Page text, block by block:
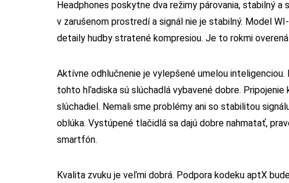
Headphones poskytne dva režimy párovania, stabilný
v zarušenom prostredí a signál nie je stabilný. Model
detaily hudby stratené kompresiou. Je to rokmi
Aktívne odhlučnenie je vylepšené umelou
tohto hľadiska sú slúchadlá vybavené dobre.
slúchadiel. Nemali sme problémy ani so stabilitou
oblúka. Vystúpené tlačidlá sa dajú dobre nahmatať,
smartfón.
Kvalita zvuku je veľmi dobrá. Podpora kodeku aptX